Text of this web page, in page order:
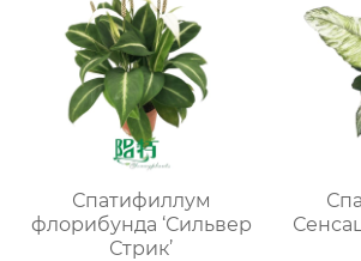
Спатифиллум
флорибунда ‘Сильвер
Стрик’